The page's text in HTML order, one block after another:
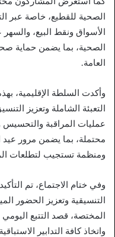
الصحية للقطيع، خاصة عبر
الأسواق ونقط البيع، والسهر
الصحية، بما يضمن حماية
العامة.
وأكدت السلطة الإقليمية،
التعبئة الشاملة وتعزيز
عمليات المراقبة والتحسيس
محتملة، بما يضمن مرور عيد
ومنظمة تستجيب لتطلعات
وفي ختام الاجتماع، تم
التنسيقية وتعزيز الحضور
المختصة، قصد التتبع
واتخاذ كافة التدابير